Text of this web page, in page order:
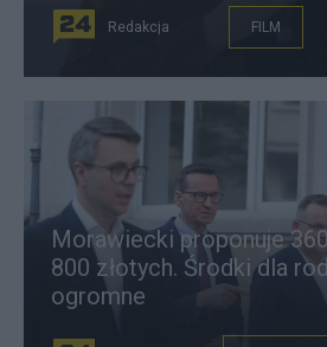
Redakcja FILM
Morawiecki proponuje
800 złotych. Środki dla
ogromne